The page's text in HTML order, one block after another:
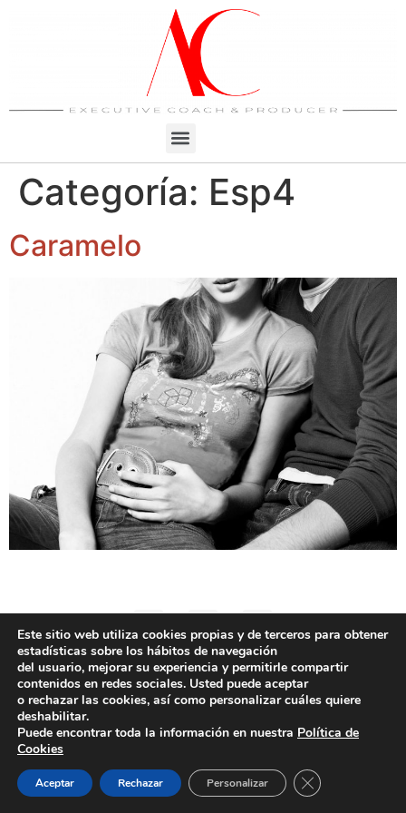
Categoría: Esp4
Caramelo
Aviso Legal
Política de Cookies
Política de Privacidad
Este sitio web utiliza cookies propias y de terceros para obtener
estadísticas sobre los hábitos de navegación
del usuario, mejorar su experiencia y permitirle compartir
contenidos en redes sociales. Usted puede aceptar
o rechazar las cookies, así como personalizar cuáles quiere
deshabilitar.
Puede encontrar toda la información en nuestra Política de
Cookies
Aceptar Rechazar Personalizar Cerrar el banner